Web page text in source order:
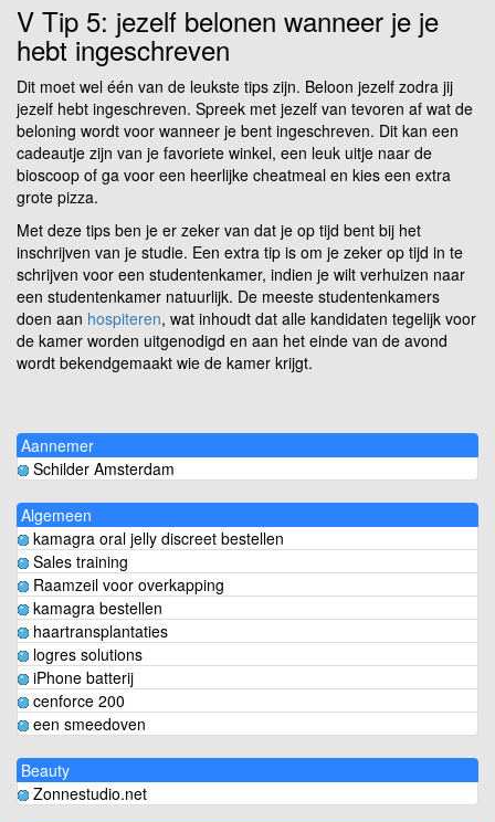
V Tip 5: jezelf belonen wanneer je je
hebt ingeschreven
Dit moet wel één van de leukste tips zijn. Beloon jezelf zodra jij
jezelf hebt ingeschreven. Spreek met jezelf van tevoren af wat de
beloning wordt voor wanneer je bent ingeschreven. Dit kan een
cadeautje zijn van je favoriete winkel, een leuk uitje naar de
bioscoop of ga voor een heerlijke cheatmeal en kies een extra
grote pizza.
Met deze tips ben je er zeker van dat je op tijd bent bij het
inschrijven van je studie. Een extra tip is om je zeker op tijd in te
schrijven voor een studentenkamer, indien je wilt verhuizen naar
een studentenkamer natuurlijk. De meeste studentenkamers
doen aan hospiteren, wat inhoudt dat alle kandidaten tegelijk voor
de kamer worden uitgenodigd en aan het einde van de avond
wordt bekendgemaakt wie de kamer krijgt.
Aannemer
Schilder Amsterdam
Algemeen
kamagra oral jelly discreet bestellen
Sales training
Raamzeil voor overkapping
kamagra bestellen
haartransplantaties
logres solutions
iPhone batterij
cenforce 200
een smeedoven
Beauty
Zonnestudio.net